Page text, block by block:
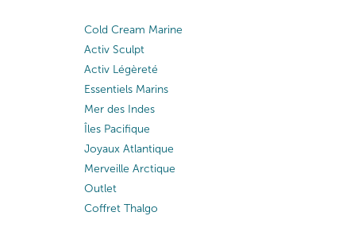
Cold Cream Marine
Activ Sculpt
Activ Légèreté
Essentiels Marins
Mer des Indes
Îles Pacifique
Joyaux Atlantique
Merveille Arctique
Outlet
Coffret Thalgo